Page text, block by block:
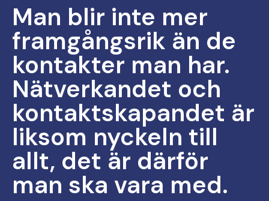
Man blir inte mer
framgångsrik än de
kontakter man har.
Nätverkandet och
kontaktskapandet är
liksom nyckeln till
allt, det är därför
man ska vara med.